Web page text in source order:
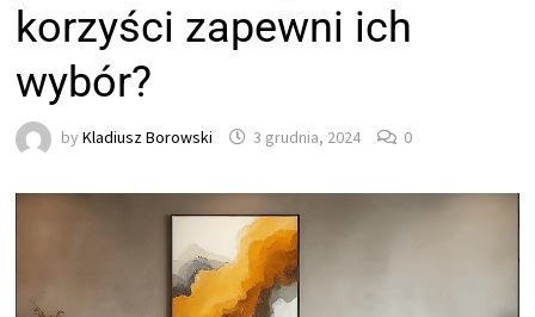
korzyści zapewni ich
wybór?
byKladiusz Borowski 3 grudnia, 2024 0